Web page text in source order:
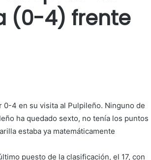
(0-4) frente
0-4 en su visita al Pulpileño. Ninguno de
ha quedado sexto, no tenía los puntos
estaba ya matemáticamente
puesto de la clasificación, el 17, con